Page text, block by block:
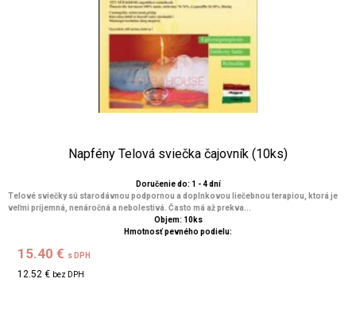
Napfény Telová sviečka čajovník (10ks)
Doručenie do: 1 - 4 dní
Telové sviečky sú starodávnou podpornou a doplnkovou liečebnou terapiou, ktorá je
veľmi príjemná, nenáročná a nebolestivá. Často má až prekva...
Objem: 10ks
Hmotnosť pevného podielu:
15.40 € s DPH
12.52 € bez DPH